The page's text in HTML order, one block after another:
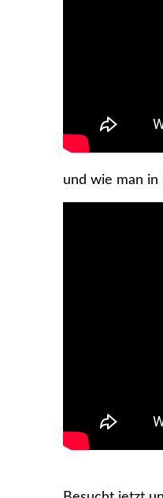
und wie man in